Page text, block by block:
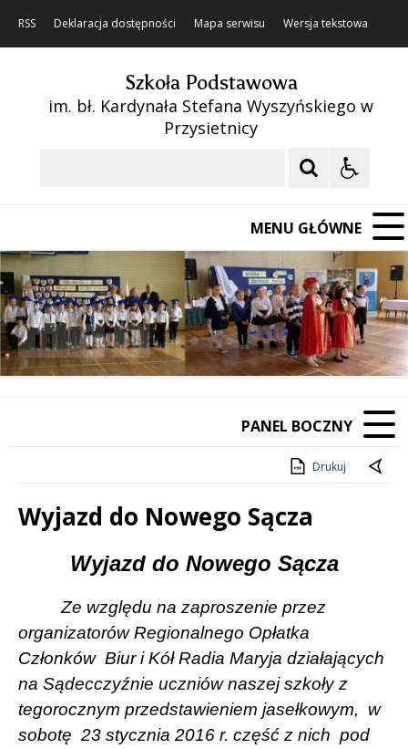
RSS Deklaracja dostępności Mapa serwisu Wersja tekstowa
Szkoła Podstawowa
im. bł. Kardynała Stefana Wyszyńskiego w
Przysietnicy
MENU GŁÓWNE
Poprzedni Element
Następny Element
❚❚
PANEL BOCZNY
Drukuj
Wyjazd do Nowego Sącza
TreśćWyjazd do Nowego Sącza
Ze względu na zaproszenie przez
organizatorów Regionalnego Opłatka
Członków Biur i Kół Radia Maryja działających
na Sądecczyźnie uczniów naszej szkoły z
tegorocznym przedstawieniem jasełkowym,
w
sobotę 23 stycznia 2016 r. część z nich pod